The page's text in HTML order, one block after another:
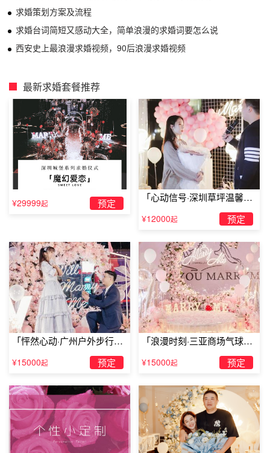
求婚策划方案及流程
求婚台词简短又感动大全，简单浪漫的求婚词要怎么说
西安史上最浪漫求婚视频，90后浪漫求婚视频
最新求婚套餐推荐
¥29999起 预定
「心动信号·深圳草坪温馨求
¥12000起 预定
「怦然心动·广州户外步行街
¥15000起 预定
「浪漫时刻·三亚商场气球雨
¥15000起 预定